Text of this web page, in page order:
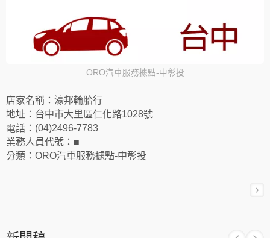
ORO汽車服務據點-中彰投
店家名稱：濠邦輪胎行
地址：台中市大里區仁化路1028號
電話：(04)2496-7783
業務人員代號：■
分類：ORO汽車服務據點-中彰投